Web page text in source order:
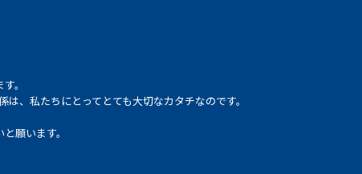
。
、私たちにとってとても大切なカタチなのです。
願います。